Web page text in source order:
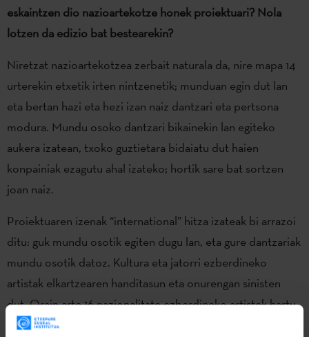
eskaintzen dio nazioartekotze honek proiektuari? Nola
lotzen da edizio bat bestearekin?
Niretzat nazioartekotzea zerbait naturala da, nire mapa 14
urterekin etxetik irten nintzenetik; munduan egin dut lan
eta bertan hazi eta hezi izan naiz dantzari eta pertsona
modura. Mundu osoko dantzari bikainekin lan egiteko
aukera izatean, txoko guztietara bidaiatu dut haien
konpainiak ezagutu ahal izateko; hortik sare bat sortzen
joan naiz.
Proiektuaren izenak “international” hitza izateak bi arrazoi
ditu: guk mundu osotik egiten dugu lan, eta gure dantzariak
mundu osotik datoz. Kultura eta jatorri ezberdineko
artistak elkartzearen handitasun eta onurengan sinisten
dut. Orain arte 16 nazionalitate ezberdineko artistek hartu
dute parte.